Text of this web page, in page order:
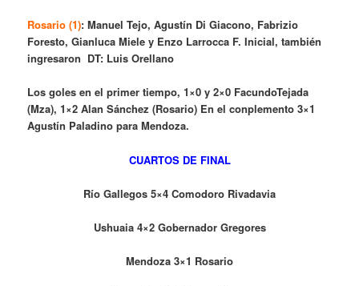
Rosario (1): Manuel Tejo, Agustín Di Giacono, Fabrizio
Foresto, Gianluca Miele y Enzo Larrocca F. Inicial, también
ingresaron DT: Luis Orellano
Los goles en el primer tiempo, 1×0 y 2×0 FacundoTejada
(Mza), 1×2 Alan Sánchez (Rosario) En el conplemento 3×1
Agustín Paladino para Mendoza.
CUARTOS DE FINAL
Río Gallegos 5×4 Comodoro Rivadavia
Ushuaia 4×2 Gobernador Gregores
Mendoza 3×1 Rosario